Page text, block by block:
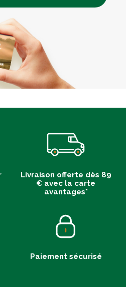
Livraison offerte dès 89
€ avec la carte
avantages*
Paiement sécurisé